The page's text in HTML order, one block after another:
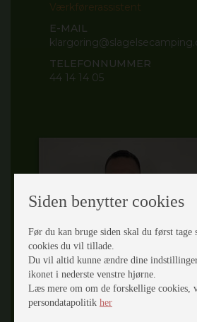
Værkførerassistent
E-MAIL
TELEFONNUMMER
44 14 14 05
Allan Johansen
Caravantekniker
TELEFONNUMMER
Siden benytter cookies
Før du kan bruge siden skal du først
cookies du vil tillade.
Du vil altid kunne ændre dine
ikonet i nederste venstre hjørne.
Læs mere om om de forskellige cookies,
persondatapolitik her